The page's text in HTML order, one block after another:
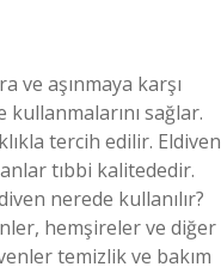
ve aşınmaya karşı
sağlar.
tercih edilir. Eldiven
tıbbi kalitededir.
nerede kullanılır?
hemşireler ve diğer
temizlik ve bakım